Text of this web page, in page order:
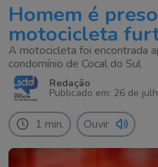
Homem é
motocicleta
A motocicleta foi encontrada
condomínio de Cocal do Sul
Redação
Publicado em: 26 de
1 min. Ouvir